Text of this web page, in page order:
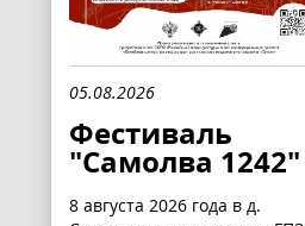
05.08.2026
Фестиваль
"Самолва 1242"
8 августа 2026 года в д.